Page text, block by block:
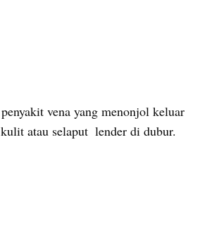
vena yang menonjol keluar
atau selaput  lender di dubur.